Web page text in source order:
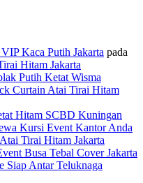
Kaca Putih Jakarta pada
Hitam Jakarta
Putih Ketat Wisma
Curtain Atai Tirai Hitam
Hitam SCBD Kuningan
Kursi Event Kantor Anda
Tirai Hitam Jakarta
Busa Tebal Cover Jakarta
Siap Antar Teluknaga